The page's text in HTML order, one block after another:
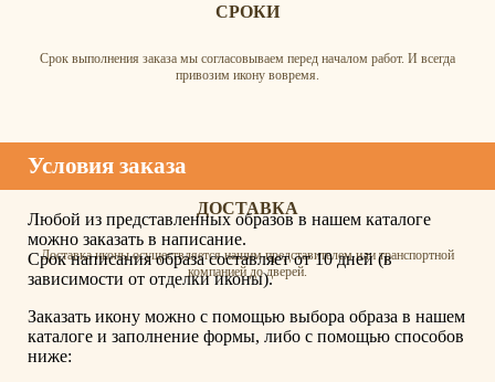
СРОКИ
Срок выполнения заказа мы согласовываем перед началом работ. И всегда
привозим икону вовремя.
ДОСТАВКА
Доставка иконы осуществляется нашим представителем или транспортной
компанией до дверей.
Условия заказа
Любой из представленных образов в нашем каталоге
можно заказать в написание.
Срок написания образа составляет от 10 дней (в
зависимости от отделки иконы).
Заказать икону можно с помощью выбора образа в нашем
каталоге и заполнение формы, либо с помощью способов
ниже: